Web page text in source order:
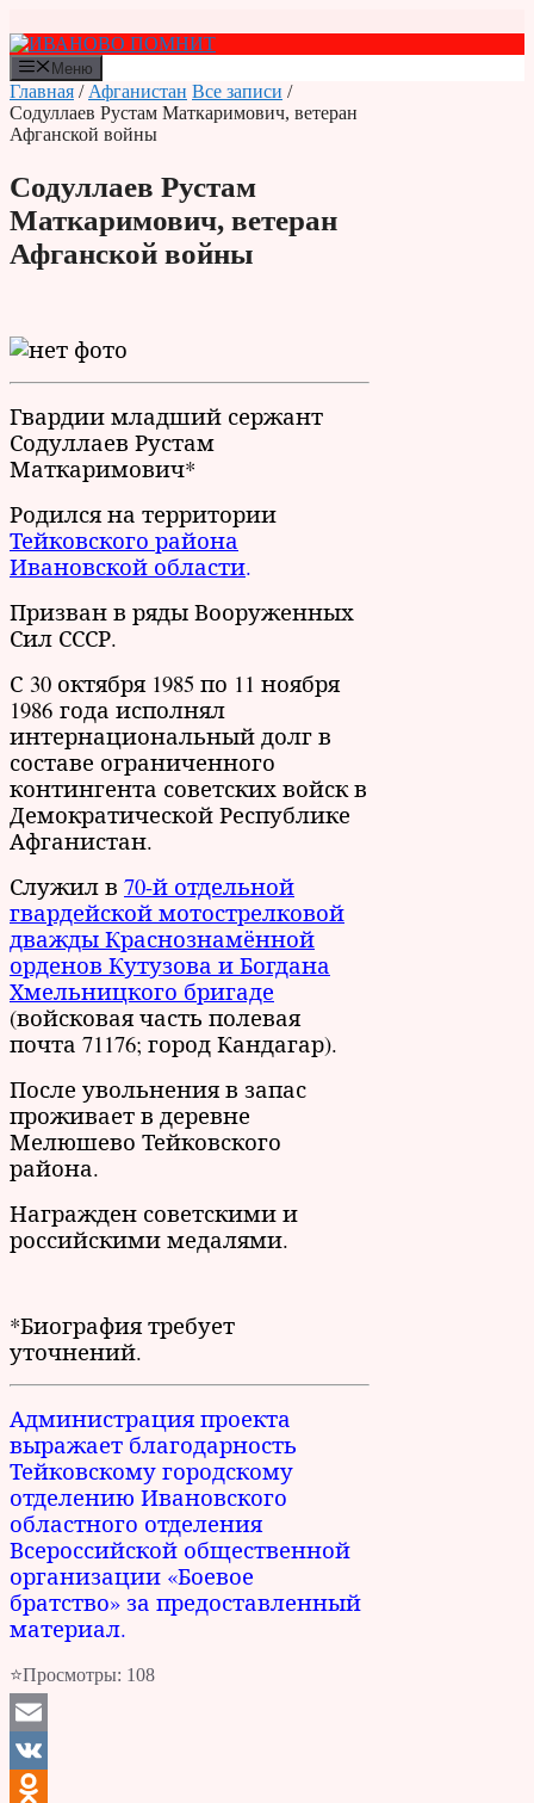
к
содержимому
Меню
Главная / Афганистан Все записи /
Содуллаев Рустам Маткаримович, ветеран
Афганской войны
Содуллаев Рустам
Маткаримович, ветеран
Афганской войны
Гвардии младший сержант
Содуллаев Рустам
Маткаримович*
Родился на территории
Тейковского района
Ивановской области.
Призван в ряды Вооруженных
Сил СССР.
С 30 октября 1985 по 11 ноября
1986 года исполнял
интернациональный долг в
составе ограниченного
контингента советских войск в
Демократической Республике
Афганистан.
Служил в 70-й отдельной
гвардейской мотострелковой
дважды Краснознамённой
орденов Кутузова и Богдана
Хмельницкого бригаде
(войсковая часть полевая
почта 71176; город Кандагар).
После увольнения в запас
проживает в деревне
Мелюшево Тейковского
района.
Награжден советскими и
российскими медалями.
*Биография требует
уточнений.
Администрация проекта
выражает благодарность
Тейковскому городскому
отделению Ивановского
областного отделения
Всероссийской общественной
организации «Боевое
братство» за предоставленный
материал.
⭐Просмотры: 108
Email
VK